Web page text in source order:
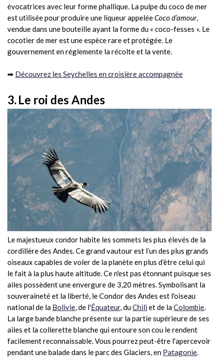
évocatrices avec leur forme phallique. La pulpe du coco de mer
est utilisée pour produire une liqueur appeléeCoco d’amour,
vendue dans une bouteille ayant la forme du « coco-fesses ». Le
cocotier de mer est une espèce rare et protégée. Le
gouvernement en réglemente la récolte et la vente.
➡ Découvrez les Seychelles en croisière accompagnée
3. Le roi des Andes
Le majestueux condor habite les sommets les plus élevés de la
cordillère des Andes. Ce grand vautour est l’un des plus grands
oiseaux capables de voler de la planète en plus d’être celui qui
le fait à la plus haute altitude. Ce n'est pas étonnant puisque ses
ailes possèdent une envergure de 3,20 mètres. Symbolisant la
souveraineté et la liberté, le Condor des Andes est l'oiseau
national de la Bolivie, de l'Équateur, duChili et de laColombie.
La large bande blanche présente sur la partie supérieure de ses
ailes et la collerette blanche qui entoure son cou le rendent
facilement reconnaissable. Vous pourrez peut-être l'apercevoir
pendant une balade dans le parc des Glaciers, en Patagonie.